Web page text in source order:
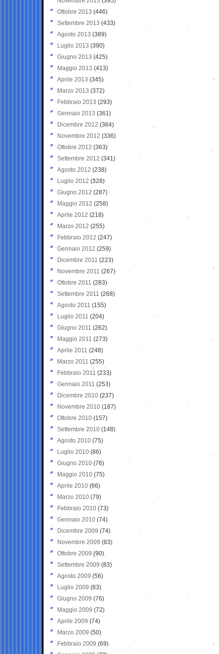
Ottobre 2013 (446)
Settembre 2013 (433)
Agosto 2013 (389)
Luglio 2013 (390)
Giugno 2013 (425)
Maggio 2013 (413)
Aprile 2013 (345)
Marzo 2013 (372)
Febbraio 2013 (293)
Gennaio 2013 (361)
Dicembre 2012 (364)
Novembre 2012 (336)
Ottobre 2012 (363)
Settembre 2012 (341)
Agosto 2012 (238)
Luglio 2012 (328)
Giugno 2012 (287)
Maggio 2012 (258)
Aprile 2012 (218)
Marzo 2012 (255)
Febbraio 2012 (247)
Gennaio 2012 (259)
Dicembre 2011 (223)
Novembre 2011 (267)
Ottobre 2011 (283)
Settembre 2011 (268)
Agosto 2011 (155)
Luglio 2011 (204)
Giugno 2011 (262)
Maggio 2011 (273)
Aprile 2011 (248)
Marzo 2011 (255)
Febbraio 2011 (233)
Gennaio 2011 (253)
Dicembre 2010 (237)
Novembre 2010 (187)
Ottobre 2010 (157)
Settembre 2010 (148)
Agosto 2010 (75)
Luglio 2010 (86)
Giugno 2010 (76)
Maggio 2010 (75)
Aprile 2010 (66)
Marzo 2010 (79)
Febbraio 2010 (73)
Gennaio 2010 (74)
Dicembre 2009 (74)
Novembre 2009 (83)
Ottobre 2009 (90)
Settembre 2009 (83)
Agosto 2009 (56)
Luglio 2009 (83)
Giugno 2009 (76)
Maggio 2009 (72)
Aprile 2009 (74)
Marzo 2009 (50)
Febbraio 2009 (69)